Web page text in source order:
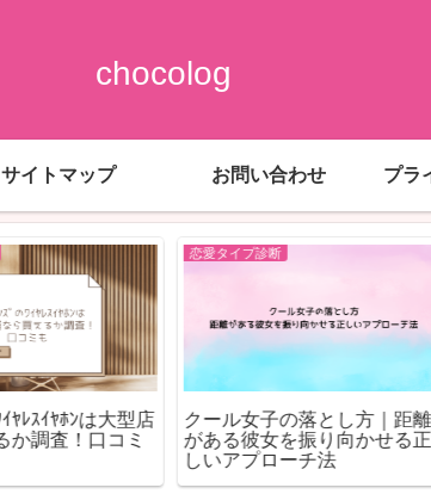
chocolog
サイトマップ お問い合わせ プラ
恋愛タイプ診断
スタバ福袋2024繰り上げ抽選
や当選ある？当選確率や倍率
【りくりゅ
似合い!結婚
は？